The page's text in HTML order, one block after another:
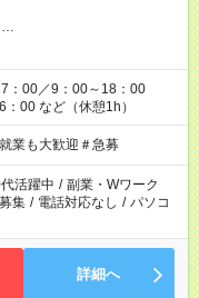
…
：00／9：00～18：00
00 など（休憩1h）
業も大歓迎＃急募
活躍中 / 副業・Wワーク
集 / 電話対応なし / パソコ
詳細へ